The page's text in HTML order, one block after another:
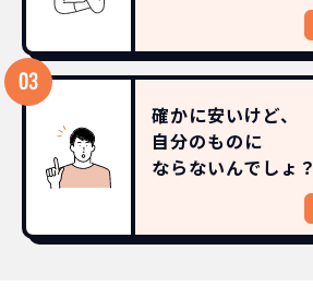
確かに安いけど、
自分のものに
ならないんでしょ？